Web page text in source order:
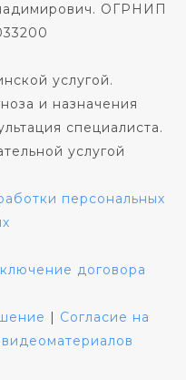
ОГРНИП
услугой.
и назначения
специалиста.
услугой
персональных
договора
| Согласие на